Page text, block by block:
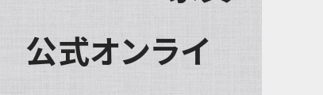
公式オンライ